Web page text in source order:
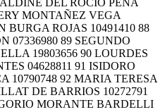
DEL ROCIO PEÑA
MONTAÑEZ VEGA
BURGA ROJAS 10491410 88
07336980 89 SEGUNDO
19803656 90 LOURDES
04628811 91 ISIDORO
10790748 92 MARIA TERESA
DE BARRIOS 10272791
MORANTE BARDELLI